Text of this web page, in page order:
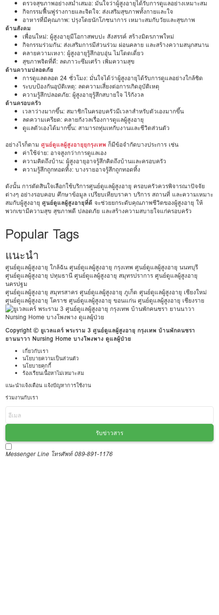
ตรวจสุขภาพอย่างสม่ำเสมอ: มั่นใจว่าผู้สูงอายุได้รับการดูแลอย่างเหมาะสม
กิจกรรมฟื้นฟูร่างกายและจิตใจ: ส่งเสริมสุขภาพทั้งกายและใจ
อาหารที่มีคุณภาพ: ปรุงโดยนักโภชนาการ เหมาะสมกับวัยและสุขภาพ
ด้านสังคม
เพื่อนใหม่: ผู้สูงอายุมีโอกาสพบปะ สังสรรค์ สร้างมิตรภาพใหม่
กิจกรรมร่วมกัน: ส่งเสริมการมีส่วนร่วม ผ่อนคลาย และสร้างความสนุกสนาน
คลายความเหงา: ผู้สูงอายุรู้สึกอบอุ่น ไม่โดดเดี่ยว
สุขภาพจิตที่ดี: ลดภาวะซึมเศร้า เพิ่มความสุข
ด้านความปลอดภัย
การดูแลตลอด 24 ชั่วโมง: มั่นใจได้ว่าผู้สูงอายุได้รับการดูแลอย่างใกล้ชิด
ระบบป้องกันอุบัติเหตุ: ลดความเสี่ยงต่อการเกิดอุบัติเหตุ
ความรู้สึกปลอดภัย: ผู้สูงอายุรู้สึกสบายใจ ไร้กังวล
ด้านครอบครัว
เวลาว่างมากขึ้น: สมาชิกในครอบครัวมีเวลาสำหรับตัวเองมากขึ้น
ลดความเครียด: คลายกังวลเรื่องการดูแลผู้สูงอายุ
ดูแลตัวเองได้มากขึ้น: สามารถทุ่มเทกับงานและชีวิตส่วนตัว
อย่างไรก็ตามศูนย์ดูแลผู้สูงอายุยุกรุงเทพ ก็มีข้อจำกัดบางประการ เช่น
ค่าใช้จ่าย: อาจสูงกว่าการดูแลเอง
ความคิดถึงบ้าน: ผู้สูงอายุอาจรู้สึกคิดถึงบ้านและครอบครัว
ความรู้สึกถูกทอดทิ้ง: บางรายอาจรู้สึกถูกทอดทิ้ง
ดังนั้น การตัดสินใจเลือกใช้บริการศูนย์ดูแลผู้สูงอายุ ครอบครัวควรพิจารณาปัจจัย
ต่างๆ อย่างรอบคอบ ศึกษาข้อมูล เปรียบเทียบราคา บริการ สถานที่ และความเหมาะ
สมกับผู้สูงอายุศูนย์ดูแลผู้สูงอายุที่ดี จะช่วยยกระดับคุณภาพชีวิตของผู้สูงอายุ ให้
พวกเขามีความสุข สุขภาพดี ปลอดภัย และสร้างความสบายใจแก่ครอบครัว
Popular Tags
แนะนำ
ศูนย์ดูแลผู้สูงอายุ ใกล้ฉัน ศูนย์ดูแลผู้สูงอายุ กรุงเทพ ศูนย์ดูแลผู้สูงอายุ นนทบุรี
ศูนย์ดูแลผู้สูงอายุ ปทุมธานี ศูนย์ดูแลผู้สูงอายุ สมุทรปราการ ศูนย์ดูแลผู้สูงอายุ
นครปฐม
ศูนย์ดูแลผู้สูงอายุ สมุทรสาคร ศูนย์ดูแลผู้สูงอายุ ภูเก็ต ศูนย์ดูแลผู้สูงอายุ เชียงใหม่
ศูนย์ดูแลผู้สูงอายุ โคราช ศูนย์ดูแลผู้สูงอายุ ขอนแก่น ศูนย์ดูแลผู้สูงอายุ เชียงราย
Copyright © ยูเวลแคร์ พระราม 3 ศูนย์ดูแลผู้สูงอายุ กรุงเทพ บ้านพักคนชรา
ยานนาวา Nursing Home บางโพงพาง ดูแลผู้ป่วย
เกี่ยวกับเรา
นโยบายความเป็นส่วนตัว
นโยบายคุกกี้
ร้องเรียนเนื้อหาไม่เหมาะสม
แนะนำแจ้งเตือน แจ้งปัญหาการใช้งาน
ร่วมงานกับเรา
รับข่าวสาร
Messenger Line โทรศัพท์ 089-891-1176